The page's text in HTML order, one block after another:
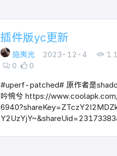
插件版yc更新
施夷光 2023-12-4
0
0
#uperf-patched# 原作者是
吟惋兮 https://